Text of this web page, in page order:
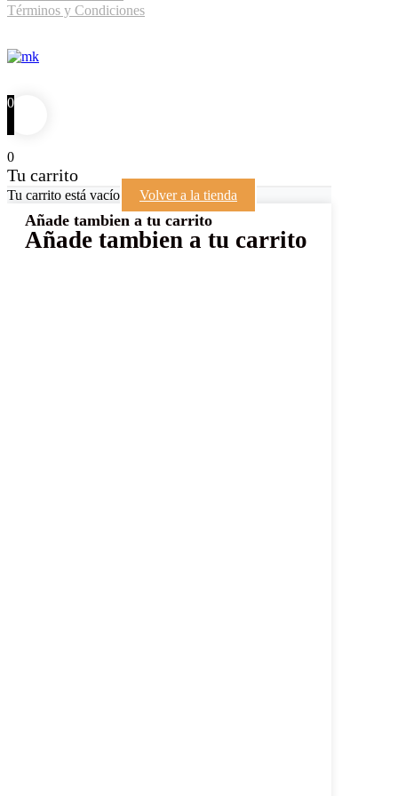
Términos y Condiciones
0
0
Tu carrito
Tu carrito está vacío Volver a la tienda
Añade tambien a tu carrito
Añade tambien a tu carrito